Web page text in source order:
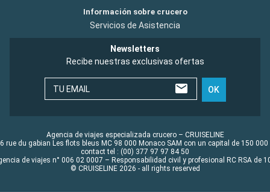
Información sobre crucero
Servicios de Asistencia
Newsletters
Recibe nuestras exclusivas ofertas
TU EMAIL OK
Agencia de viajes especializada crucero – CRUISELINE
rue du gabian Les flots bleus MC 98 000 Monaco SAM con un capital de 150 000
contact tel : (00) 377 97 97 84 50
de viajes n° 006 02 0007 – Responsabilidad civil y profesional RC RSA de
© CRUISELINE 2026 - all rights reserved